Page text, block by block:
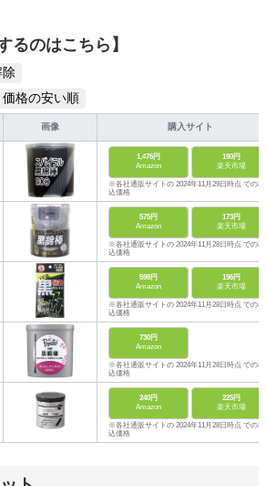
るのはこちら】
価格の安い順
画像 購入サイト
1,476円
Amazon
190円
楽天市場
※各社通販サイトの 2024年11月29日時点 での税
込価格
575円
Amazon
173円
楽天市場
※各社通販サイトの 2024年11月28日時点 での税
込価格
598円
Amazon
196円
楽天市場
※各社通販サイトの 2024年11月28日時点 での税
込価格
730円
Amazon
※各社通販サイトの 2024年11月28日時点 での税
込価格
240円
Amazon
225円
楽天市場
※各社通販サイトの 2024年11月28日時点 での税
込価格